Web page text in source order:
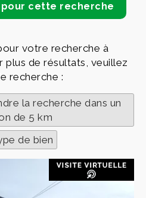
votre recherche à
plus de résultats, veuillez
recherche :
la recherche dans un
de 5 km
de bien